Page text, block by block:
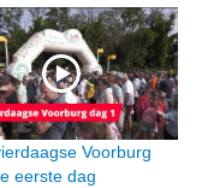
Voorburg
eerste dag